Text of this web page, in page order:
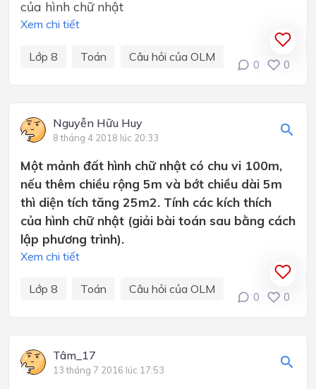
của hình chữ nhật
Xem chi tiết
Lớp 8 Toán Câu hỏi của OLM
0 0
Nguyễn Hữu Huy
8 tháng 4 2018 lúc 20:33
Một mảnh đất hình chữ nhật có chu vi 100m,
nếu thêm chiều rộng 5m và bớt chiều dài 5m
thì diện tích tăng 25m2. Tính các kích thích
của hình chữ nhật (giải bài toán sau bằng cách
lập phương trình).
Xem chi tiết
Lớp 8 Toán Câu hỏi của OLM
0 0
Tâm_17
13 tháng 7 2016 lúc 17:53